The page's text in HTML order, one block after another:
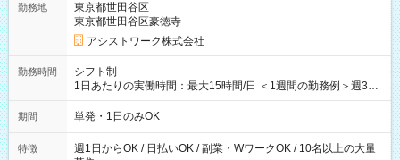
勤務地
東京都世田谷区
東京都世田谷区豪徳寺
アシストワーク株式会社
勤務時間
シフト制
1日あたりの実働時間：最大15時間/日 ＜1週間の勤務例＞週3回
勤務 勤務：月・水・金 休み：火・木・土・日 好きな時にお仕事
可能です！ ※1日あたりの最大実働時間は日勤、夜勤共に勤務し
期間 単発・1日のみOK
特徴
週1日からOK / 日払いOK / 副業・WワークOK / 10名以上の大量